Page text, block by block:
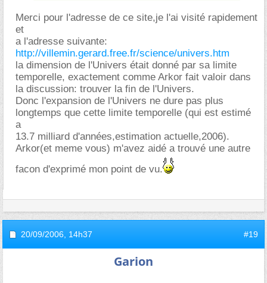
Merci pour l'adresse de ce site,je l'ai visité rapidement
et
a l'adresse suivante:
http://villemin.gerard.free.fr/science/univers.htm
la dimension de l'Univers était donné par sa limite
temporelle, exactement comme Arkor fait valoir dans
la discussion: trouver la fin de l'Univers.
Donc l'expansion de l'Univers ne dure pas plus
longtemps que cette limite temporelle (qui est estimé
a
13.7 milliard d'années,estimation actuelle,2006).
Arkor(et meme vous) m'avez aidé a trouvé une autre
facon d'exprimé mon point de vu.
20/09/2006, 14h37 #19
Garion